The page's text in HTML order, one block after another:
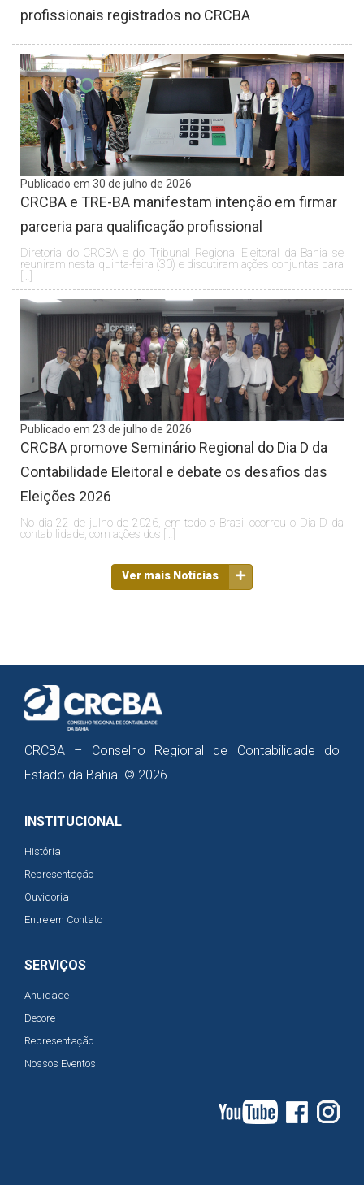
profissionais registrados no CRCBA
Publicado em 30 de julho de 2026
CRCBA e TRE-BA manifestam intenção em firmar
parceria para qualificação profissional
Diretoria do CRCBA e do Tribunal Regional Eleitoral da Bahia se
reuniram nesta quinta-feira (30) e discutiram ações conjuntas para
Publicado em 23 de julho de 2026
CRCBA promove Seminário Regional do Dia D da
Contabilidade Eleitoral e debate os desafios das
Eleições 2026
No dia 22 de julho de 2026, em todo o Brasil ocorreu o Dia D da
contabilidade, com ações dos […]
Ver mais Notícias
CRCBA – Conselho Regional de Contabilidade do
Estado da Bahia © 2026
INSTITUCIONAL
História
Representação
Ouvidoria
Entre em Contato
SERVIÇOS
Anuidade
Decore
Representação
Nossos Eventos